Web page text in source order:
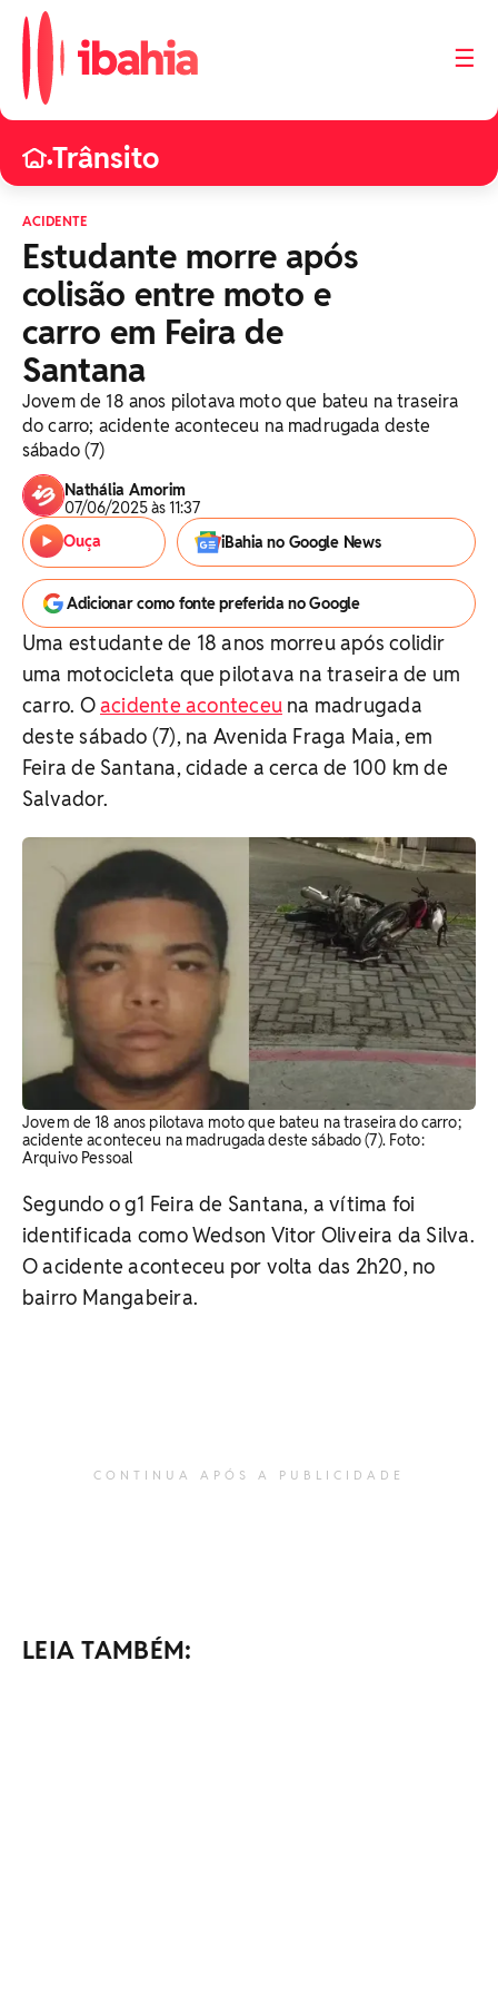
☰
•Trânsito
ACIDENTE
Estudante morre após
colisão entre moto e
carro em Feira de
Santana
Jovem de 18 anos pilotava moto que bateu na traseira
do carro; acidente aconteceu na madrugada deste
sábado (7)
Nathália Amorim
07/06/2025 às 11:37
Ouça
iBahia no Google News
Adicionar como fonte preferida no Google
Uma estudante de 18 anos morreu após colidir
uma motocicleta que pilotava na traseira de um
carro. Oacidente aconteceuna madrugada
deste sábado (7), na Avenida Fraga Maia, em
Feira de Santana, cidade a cerca de 100 km de
Salvador.
Jovem de 18 anos pilotava moto que bateu na traseira do carro;
acidente aconteceu na madrugada deste sábado (7). Foto:
Arquivo Pessoal
Segundo o g1 Feira de Santana, a vítima foi
identificada como Wedson Vitor Oliveira da Silva.
O acidente aconteceu por volta das 2h20, no
bairro Mangabeira.
CONTINUA APÓS A PUBLICIDADE
LEIA TAMBÉM: